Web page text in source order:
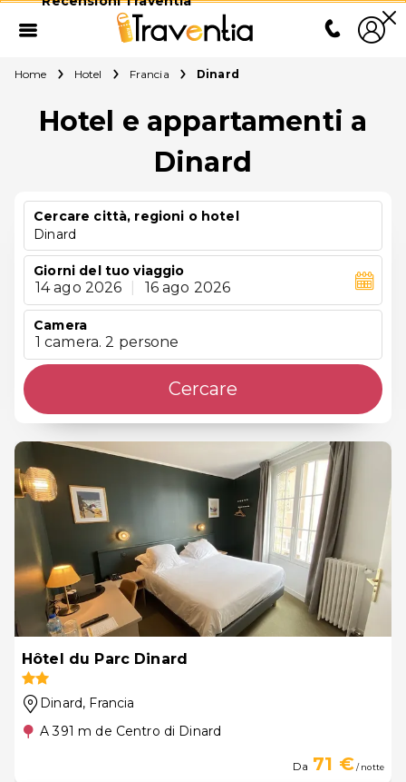
Home Hotel Francia Dinard
Hotel e appartamenti a
Dinard
Cercare città, regioni o hotel
Dinard
Giorni del tuo viaggio
14 ago 2026 16 ago 2026
Camera
1 camera. 2 persone
Cercare
Hôtel du Parc Dinard
Dinard, Francia
A 391 m de Centro di Dinard
Da 71 €/ notte